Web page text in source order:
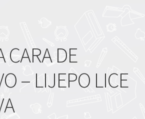
CARA DE
– LIJEPO LICE